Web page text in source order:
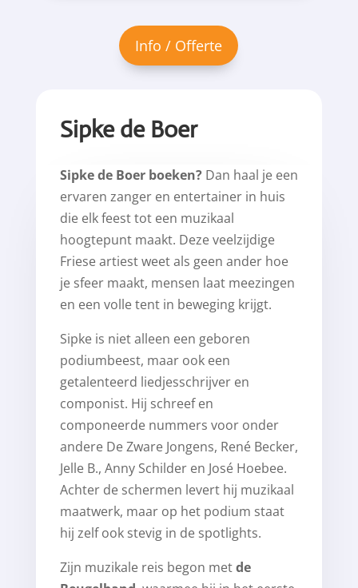
Sipke de Boer
Sipke de Boer boeken?Dan haal je een
ervaren zanger en entertainer in huis
die elk feest tot een muzikaal
hoogtepunt maakt. Deze veelzijdige
Friese artiest weet als geen ander hoe
je sfeer maakt, mensen laat meezingen
en een volle tent in beweging krijgt.
Sipke is niet alleen een geboren
podiumbeest, maar ook een
getalenteerd liedjesschrijver en
componist. Hij schreef en
componeerde nummers voor onder
andere De Zware Jongens, René Becker,
Jelle B., Anny Schilder en José Hoebee.
Achter de schermen levert hij muzikaal
maatwerk, maar op het podium staat
hij zelf ook stevig in de spotlights.
Zijn muzikale reis begon metde